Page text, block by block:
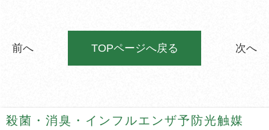
前へ TOPページへ戻る 次へ
殺菌・消臭・インフルエンザ予防光触媒